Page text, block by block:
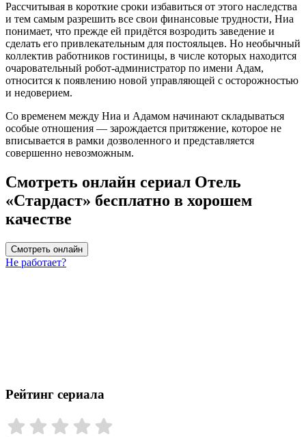
Рассчитывая в короткие сроки избавиться от этого наследства
и тем самым разрешить все свои финансовые трудности, Ниа
понимает, что прежде ей придётся возродить заведение и
сделать его привлекательным для постояльцев. Но необычный
коллектив работников гостиницы, в числе которых находится
очаровательный робот-администратор по имени Адам,
относится к появлению новой управляющей с осторожностью
и недоверием.
Со временем между Ниа и Адамом начинают складываться
особые отношения — зарождается притяжение, которое не
вписывается в рамки дозволенного и представляется
совершенно невозможным.
Смотреть онлайн сериал Отель
«Стардаст» бесплатно в хорошем
качестве
Смотреть онлайн
Не работает?
Рейтинг сериала